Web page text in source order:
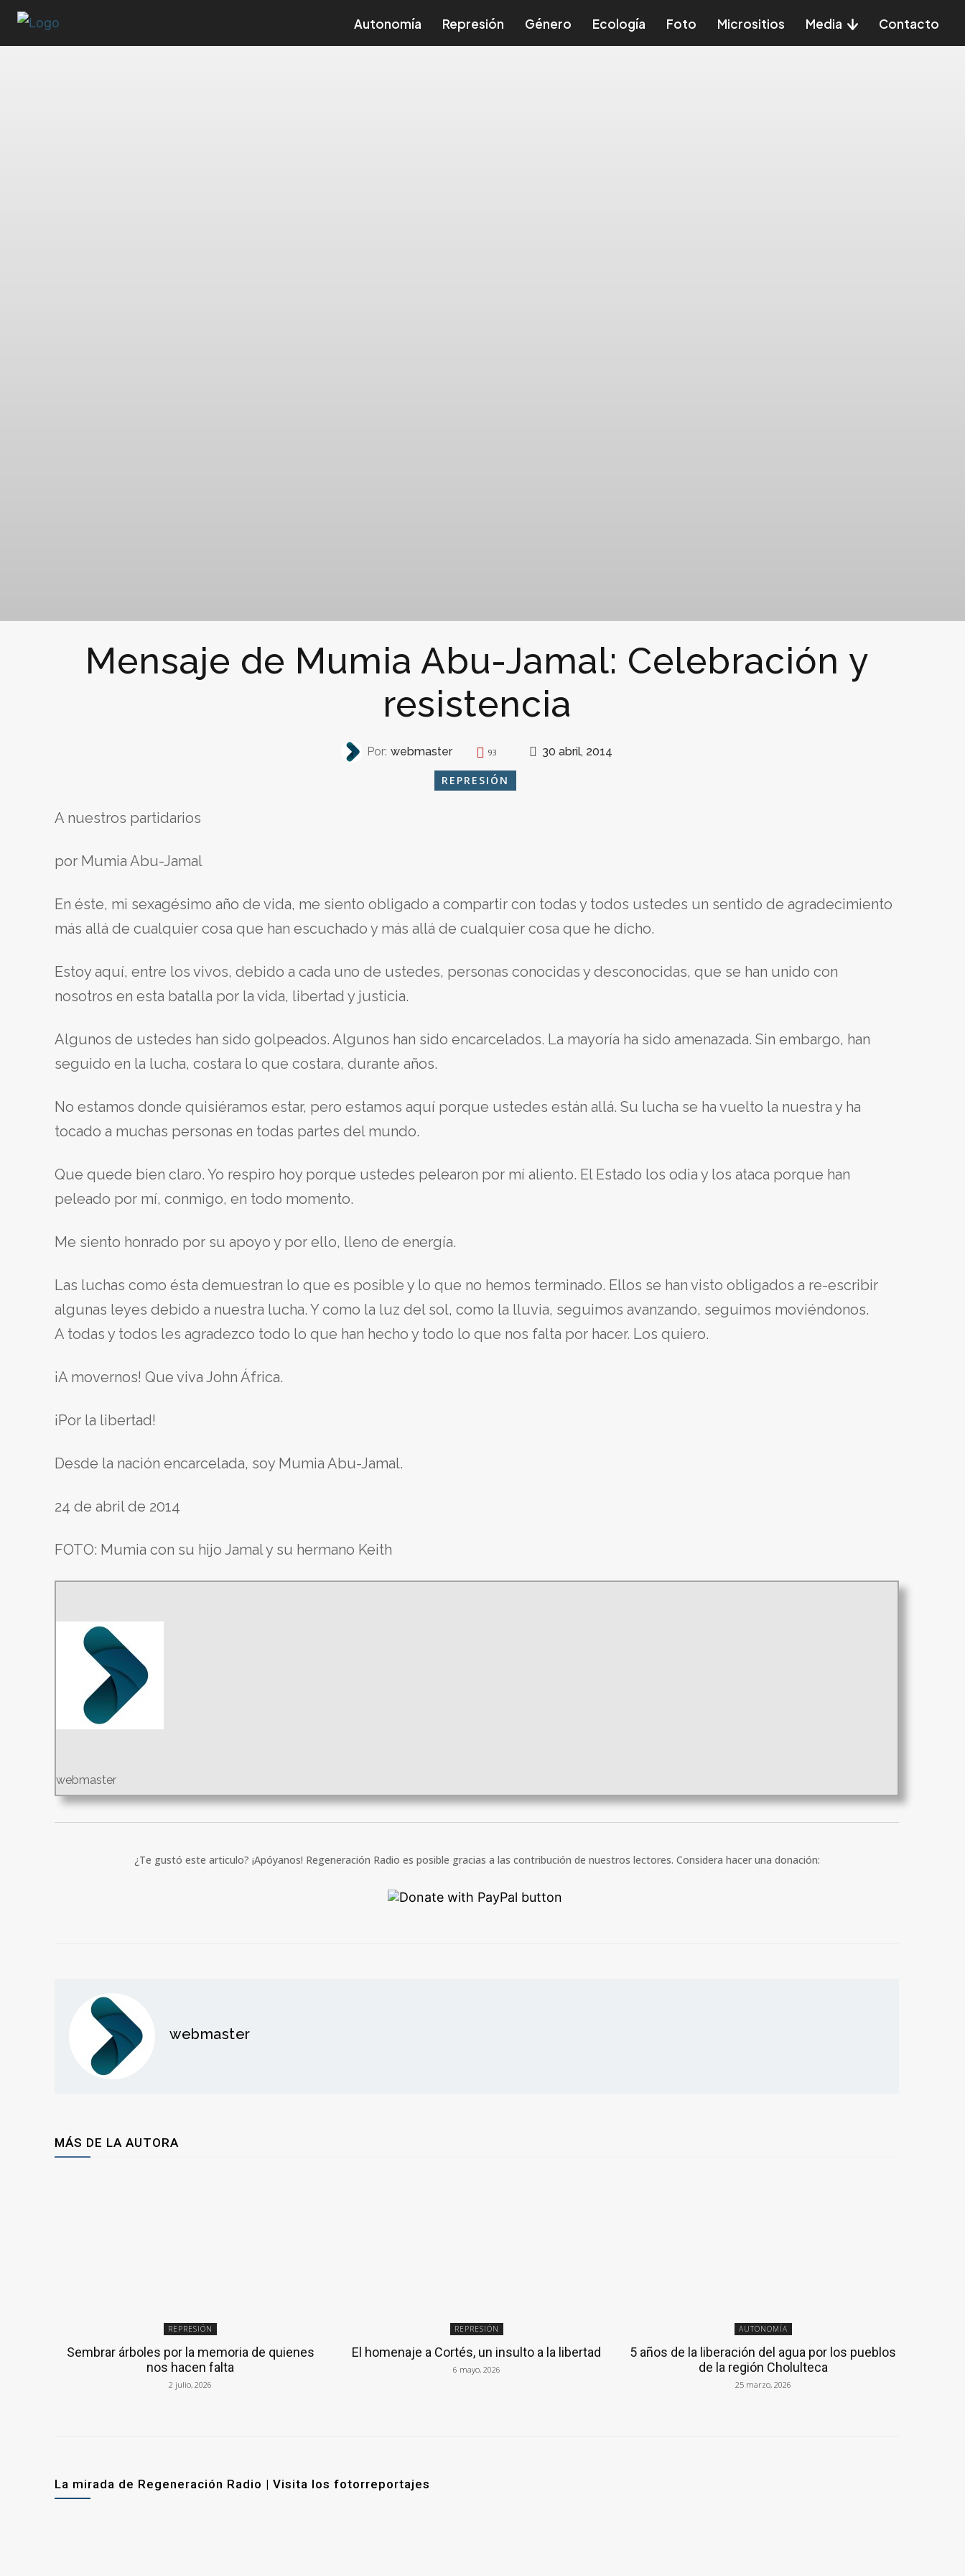
Autonomía Represión Género Ecología Foto Micrositios Media Contacto
Mensaje de Mumia Abu-Jamal: Celebración y
resistencia
Por: webmaster 93 30 abril, 2014
REPRESIÓN
A nuestros partidarios
por Mumia Abu-Jamal
En éste, mi sexagésimo año de vida, me siento obligado a compartir con todas y todos ustedes un sentido de agradecimiento
más allá de cualquier cosa que han escuchado y más allá de cualquier cosa que he dicho.
Estoy aquí, entre los vivos, debido a cada uno de ustedes, personas conocidas y desconocidas, que se han unido con
nosotros en esta batalla por la vida, libertad y justicia.
Algunos de ustedes han sido golpeados. Algunos han sido encarcelados. La mayoría ha sido amenazada. Sin embargo, han
seguido en la lucha, costara lo que costara, durante años.
No estamos donde quisiéramos estar, pero estamos aquí porque ustedes están allá. Su lucha se ha vuelto la nuestra y ha
tocado a muchas personas en todas partes del mundo.
Que quede bien claro. Yo respiro hoy porque ustedes pelearon por mí aliento. El Estado los odia y los ataca porque han
peleado por mí, conmigo, en todo momento.
Me siento honrado por su apoyo y por ello, lleno de energía.
Las luchas como ésta demuestran lo que es posible y lo que no hemos terminado. Ellos se han visto obligados a re-escribir
algunas leyes debido a nuestra lucha. Y como la luz del sol, como la lluvia, seguimos avanzando, seguimos moviéndonos.
A todas y todos les agradezco todo lo que han hecho y todo lo que nos falta por hacer. Los quiero.
¡A movernos! Que viva John África.
¡Por la libertad!
Desde la nación encarcelada, soy Mumia Abu-Jamal.
24 de abril de 2014
FOTO: Mumia con su hijo Jamal y su hermano Keith
webmaster
¿Te gustó este articulo? ¡Apóyanos! Regeneración Radio es posible gracias a las contribución de nuestros lectores. Considera hacer una donación:
webmaster
MÁS DE LA AUTORA
REPRESIÓN
Sembrar árboles por la memoria de quienes
nos hacen falta
2 julio, 2026
REPRESIÓN
El homenaje a Cortés, un insulto a la libertad
6 mayo, 2026
AUTONOMÍA
5 años de la liberación del agua por los pueblos
de la región Cholulteca
25 marzo, 2026
La mirada de Regeneración Radio | Visita los fotorreportajes